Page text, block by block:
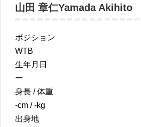
山田 章仁Yamada Akihito
ポジション
WTB
生年月日
ー
身長 / 体重
-cm / -kg
出身地